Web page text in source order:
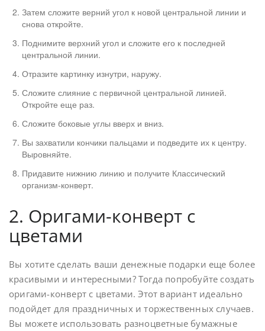
Затем сложите верний угол к новой центральной линии и
снова откройте.
Поднимите верхний угол и сложите его к последней
центральной линии.
Отразите картинку изнутри, наружу.
Сложите слияние с первичной центральной линией.
Откройте еще раз.
Сложите боковые углы вверх и вниз.
Вы захватили кончики пальцами и подведите их к центру.
Выровняйте.
Придавите нижнию линию и получите Классический
организм-конверт.
2. Оригами-конверт с
цветами
Вы хотите сделать ваши денежные подарки еще более
красивыми и интересными? Тогда попробуйте создать
оригами-конверт с цветами. Этот вариант идеально
подойдет для праздничных и торжественных случаев.
Вы можете использовать разноцветные бумажные